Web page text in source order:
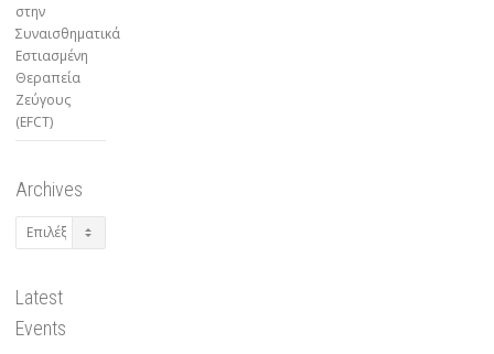
στην
Συναισθηματικά
Εστιασμένη
Θεραπεία
Ζεύγους
(EFCT)
Archives
Archives
Latest
Events